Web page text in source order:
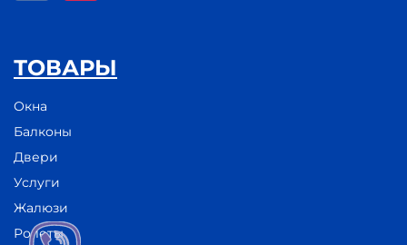
ТОВАРЫ
Окна
Балконы
Двери
Услуги
Жалюзи
Ролеты